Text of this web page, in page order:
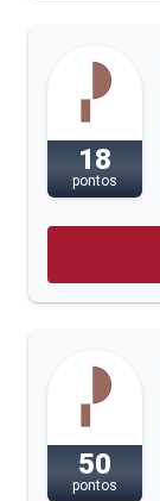
18
pontos
50
pontos